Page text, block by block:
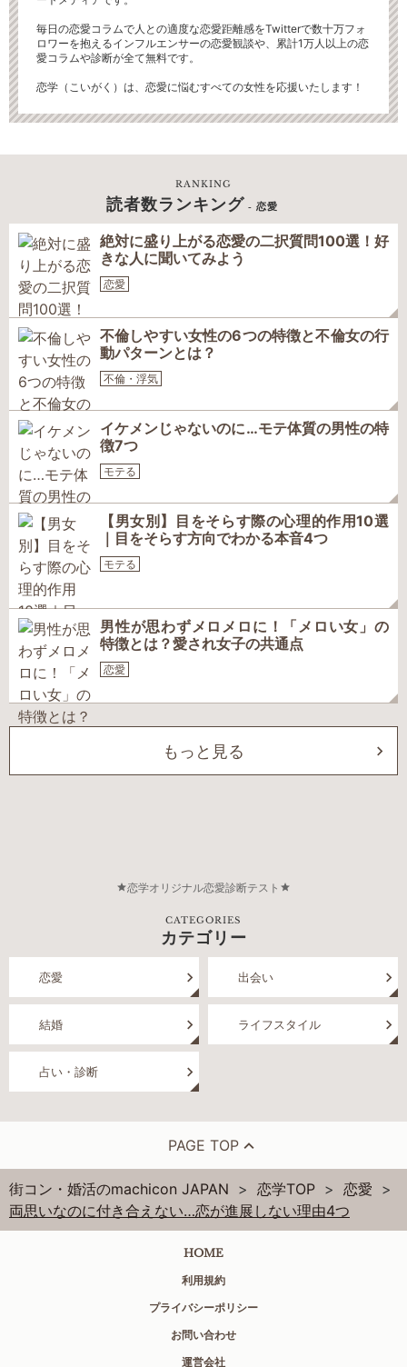
毎日の恋愛コラムで人との適度な恋愛距離感をTwitterで数十万フォ
ロワーを抱えるインフルエンサーの恋愛観談や、累計1万人以上の恋
愛コラムや診断が全て無料です。
恋学（こいがく）は、恋愛に悩むすべての女性を応援いたします！
RANKING
読者数ランキング - 恋愛
絶対に盛り上がる恋愛の二択質問100選！好
きな人に聞いてみよう
恋愛
不倫しやすい女性の6つの特徴と不倫女の行
動パターンとは？
不倫・浮気
イケメンじゃないのに…モテ体質の男性の特
徴7つ
モテる
【男女別】目をそらす際の心理的作用10選
｜目をそらす方向でわかる本音4つ
モテる
男性が思わずメロメロに！「メロい女」の
特徴とは？愛され女子の共通点
恋愛
もっと見る
恋学オリジナル恋愛診断テスト
CATEGORIES
カテゴリー
恋愛 出会い
結婚 ライフスタイル
占い・診断
PAGE TOP
街コン・婚活のmachicon JAPAN 恋学TOP
恋愛
両思いなのに付き合えない…恋が進展しない理由4つ
HOME
利用規約
プライバシーポリシー
お問い合わせ
運営会社